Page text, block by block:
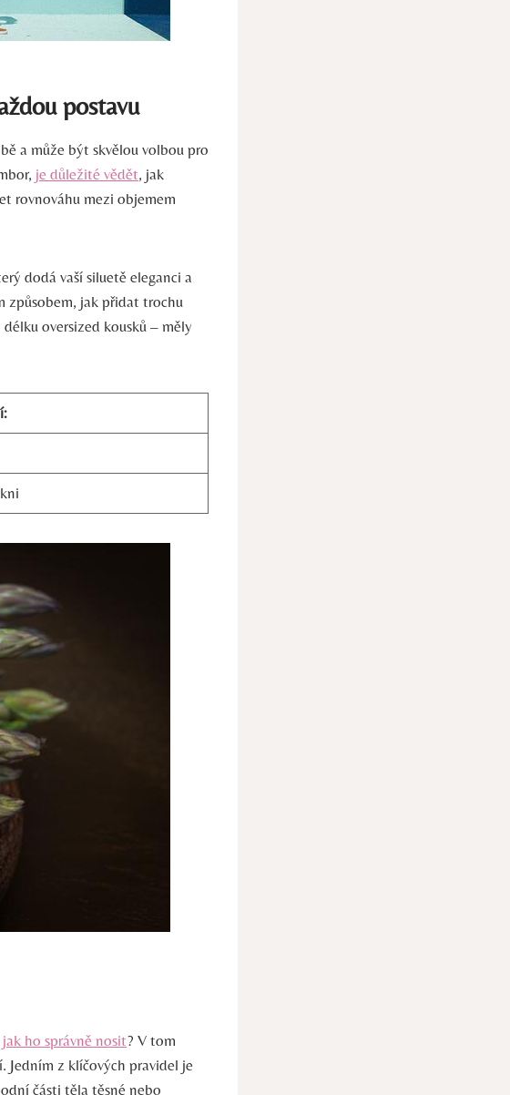
postavu
a může být skvělou volbou pro
je důležité vědět, jak
rovnováhu mezi objemem
dodá vaší siluetě eleganci a
způsobem, jak přidat trochu
oversized kousků – měly
jak ho správně nosit? V tom
Jedním z klíčových pravidel je
části těla těsné nebo